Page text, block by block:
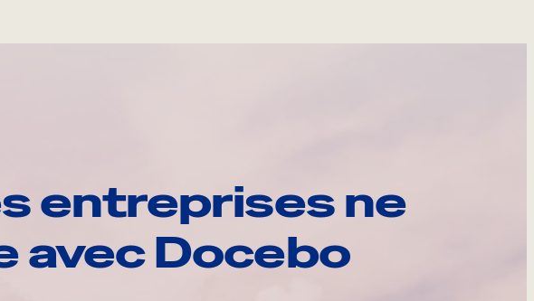
entreprises ne
avec Docebo